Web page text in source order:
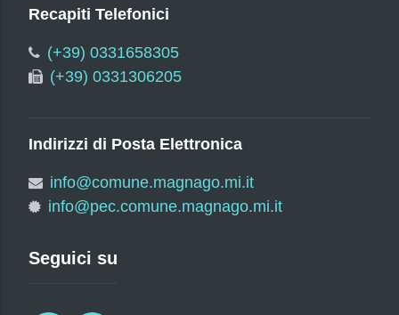
Recapiti Telefonici
(+39) 0331658305
(+39) 0331306205
Indirizzi di Posta Elettronica
info@comune.magnago.mi.it
info@pec.comune.magnago.mi.it
Seguici su